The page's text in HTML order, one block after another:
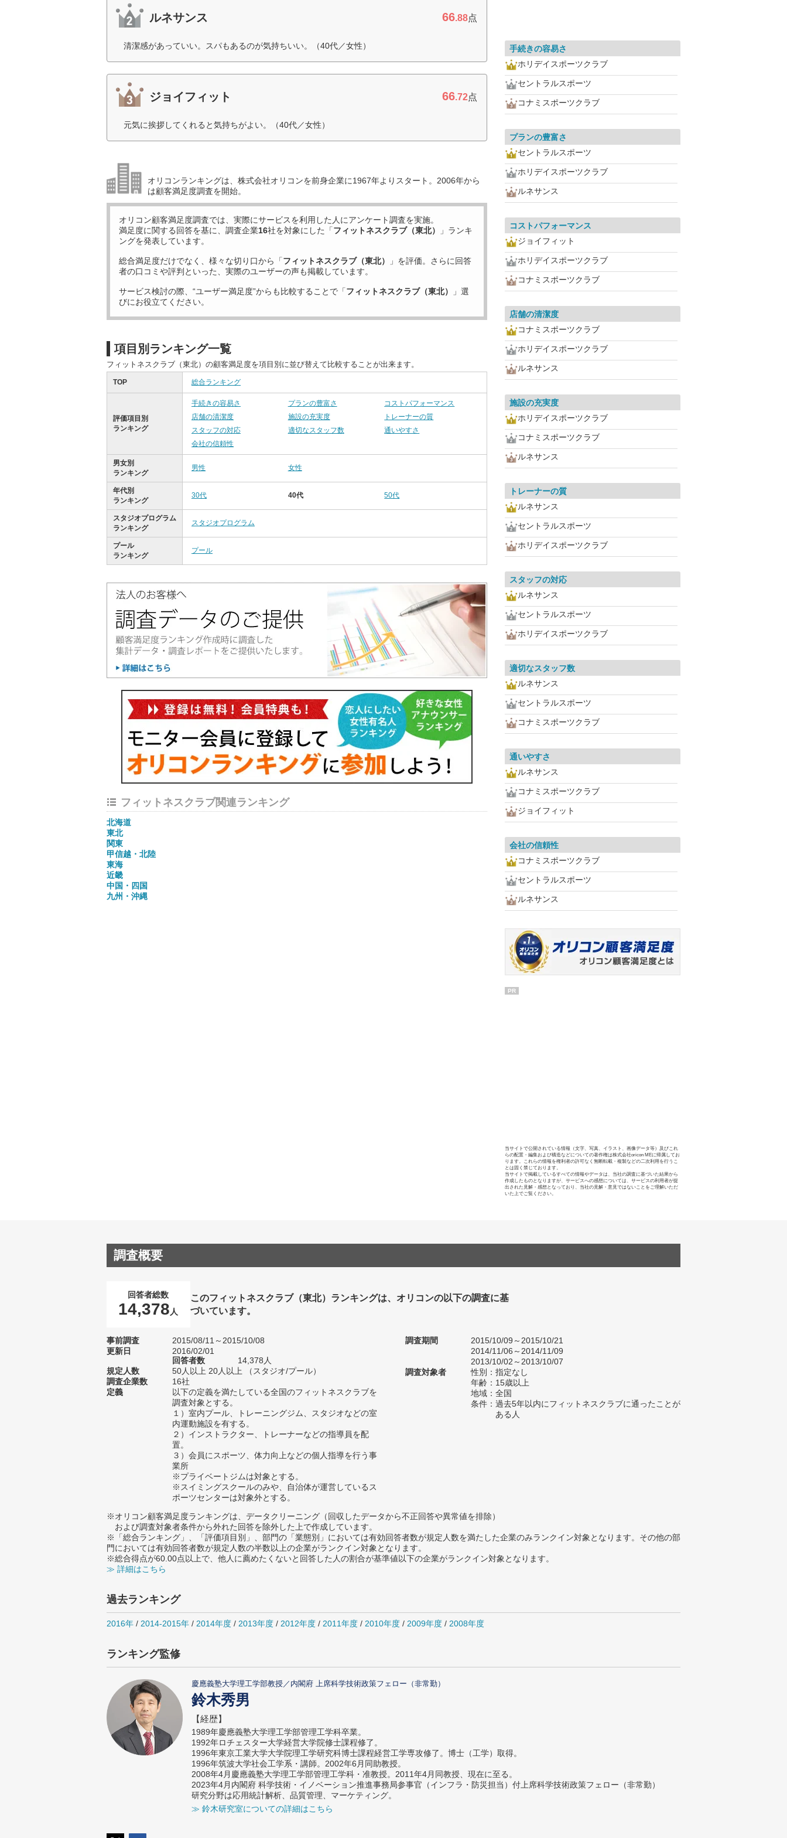
ルネサンス 66.88点
清潔感があっていい。スパもあるのが気持ちいい。（40代／女性）
ジョイフィット 66.72点
元気に挨拶してくれると気持ちがよい。（40代／女性）
オリコンランキングは、株式会社オリコンを前身企業に1967年よりスタート。2006年から
は顧客満足度調査を開始。
オリコン顧客満足度調査では、実際にサービスを利用した 人にアンケート調査を実施。
満足度に関する回答を基に、調査企業16社を対象にした「フィットネスクラブ（東北）
」ランキ
ングを発表しています。
総合満足度だけでなく、様々な切り口から「フィットネスクラブ（東北）
」を評価。さらに回答
者の口コミや評判といった、実際のユーザーの声も掲載しています。
サービス検討の際、“ユーザー満足度”からも比較することで「フィットネスクラブ（東北）
」選
びにお役立てください。
項目別ランキング一覧
フィットネスクラブ（東北）の顧客満足度を項目別に並び替えて比較することが出来ます。
TOP 総合ランキング
評価項目別
ランキング
手続きの容易さ プランの豊富さ
コストパフォーマンス
店舗の清潔度
施設の充実度
トレーナーの質
スタッフの対応
適切なスタッフ数
通いやすさ
会社の信頼性
男女別
ランキング
男性 女性
年代別
ランキング
30代 40代 50代
スタジオプログラム
ランキング
スタジオプログラム
プール
ランキング
プール
フィットネスクラブ関連ランキング
北海道
東北
関東
甲信越・北陸
東海
近畿
中国・四国
九州・沖縄
手続きの容易さ
ホリデイスポーツクラブ
セントラルスポーツ
コナミスポーツクラブ
プランの豊富さ
セントラルスポーツ
ホリデイスポーツクラブ
ルネサンス
コストパフォーマンス
ジョイフィット
ホリデイスポーツクラブ
コナミスポーツクラブ
店舗の清潔度
コナミスポーツクラブ
ホリデイスポーツクラブ
ルネサンス
施設の充実度
ホリデイスポーツクラブ
コナミスポーツクラブ
ルネサンス
トレーナーの質
ルネサンス
セントラルスポーツ
ホリデイスポーツクラブ
スタッフの対応
ルネサンス
セントラルスポーツ
ホリデイスポーツクラブ
適切なスタッフ数
ルネサンス
セントラルスポーツ
コナミスポーツクラブ
通いやすさ
ルネサンス
コナミスポーツクラブ
ジョイフィット
会社の信頼性
コナミスポーツクラブ
セントラルスポーツ
ルネサンス
PR
当サイトで公開されている情報（文字、写真、イラスト、画像データ等）及びこれ
らの配置・編集および構造などについての著作権は株式会社oricon MEに帰属してお
ります。これらの情報を権利者の許可なく無断転載・複製などの二次利用を行うこ
とは固く禁じております。
当サイトで掲載しているすべての情報やデータは、当社の調査に基づいた結果から
作成したものとなりますが、サービスへの感想については、サービスの利用者が提
出された見解・感想となっており、当社の見解・意見ではないことをご理解いただ
いた上でご覧ください。
調査概要
回答者総数
14,378 人
このフィットネスクラブ（東北）ランキングは、オリコンの以下の調査に基
づいています。
事前調査
2015/08/11～2015/10/08
更新日
2016/02/01
回答者数
14,378人
規定人数
50人以上 20人以上 （スタジオ/プール）
調査企業数
16社
定義
以下の定義を満たしている全国のフィットネスクラブを
調査対象とする。
１）室内プール、トレーニングジム、スタジオなどの室
内運動施設を有する。
２）インストラクター、トレーナーなどの指導員を配
置。
３）会員にスポーツ、体力向上などの個人指導を行う事
業所
※プライベートジムは対象とする。
※スイミングスクールのみや、自治体が運営しているス
ポーツセンターは対象外とする。
調査期間
2015/10/09～2015/10/21
2014/11/06～2014/11/09
2013/10/02～2013/10/07
調査対象者
性別：指定なし
年齢：15歳以上
地域：全国
条件：過去5年以内にフィットネスクラブに通ったことが
ある人
※オリコン顧客満足度ランキングは、データクリーニング（回収したデータから不正回答や異常値を排除）
および調査対象者条件から外れた回答を除外した上で作成しています。
※「総合ランキング」、「評価項目別」、部門の「業態別」においては有効回答者数が規定人数を満たした企業のみランクイン対象となります。その他の部
門においては有効回答者数が規定人数の半数以上の企業がランクイン対象となります。
※総合得点が60.00点以上で、他人に薦めたくないと回答した人の割合が基準値以下の企業がランクイン対象となります。
≫ 詳細はこちら
過去ランキング
2016年 / 2014-2015年 / 2014年度 / 2013年度 / 2012年度 / 2011年度 / 2010年度 / 2009年度 / 2008年度
ランキング監修
慶應義塾大学理工学部教授／内閣府 上席科学技術政策フェロー（非常勤）
鈴木秀男
【経歴】
1989年慶應義塾大学理工学部管理工学科卒業。
1992年ロチェスター大学経営大学院修士課程修了。
1996年東京工業大学大学院理工学研究科博士課程経営工学専攻修了。博士（工学）取得。
1996年筑波大学社会工学系・講師。2002年6月同助教授。
2008年4月慶應義塾大学理工学部管理工学科・准教授。2011年4月同教授、現在に至る。
2023年4月内閣府 科学技術・イノベーション推進事務局参事官（インフラ・防災担当）付上席科学技術政策フェロー（非常勤）
研究分野は応用統計解析、品質管理、マーケティング。
≫ 鈴木研究室についての詳細はこちら